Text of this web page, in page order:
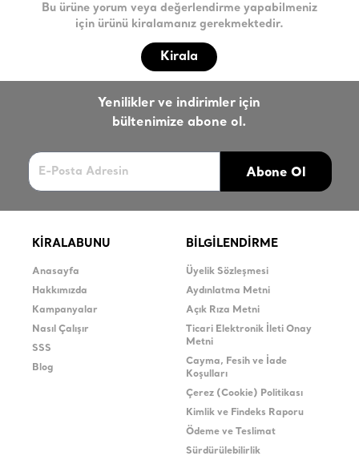
Bu ürüne yorum veya değerlendirme yapabilmeniz
için ürünü kiralamanız gerekmektedir.
Kirala
Yenilikler ve indirimler için
bültenimize abone ol.
Abone Ol
KİRALABUNU
Anasayfa
Hakkımızda
Kampanyalar
Nasıl Çalışır
SSS
Blog
BİLGİLENDİRME
Üyelik Sözleşmesi
Aydınlatma Metni
Açık Rıza Metni
Ticari Elektronik İleti Onay
Metni
Cayma, Fesih ve İade
Koşulları
Çerez (Cookie) Politikası
Kimlik ve Findeks Raporu
Ödeme ve Teslimat
Sürdürülebilirlik